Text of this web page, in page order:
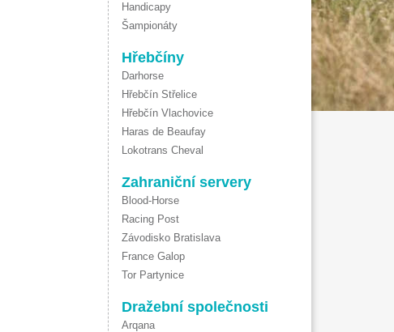
Handicapy
Šampionáty
Hřebčíny
Darhorse
Hřebčín Střelice
Hřebčín Vlachovice
Haras de Beaufay
Lokotrans Cheval
Zahraniční servery
Blood-Horse
Racing Post
Závodisko Bratislava
France Galop
Tor Partynice
Dražební společnosti
Arqana